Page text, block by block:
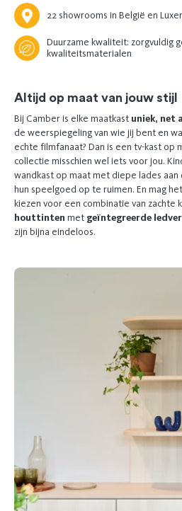
22 showrooms in België en
Duurzame kwaliteit: zorgvuldig
kwaliteitsmaterialen
Altijd op maat van jouw stijl
Bij Camber is elke maatkast uniek, net
de weerspiegeling van wie jij bent en
echte filmfanaat? Dan is een tv-kast op
collectie misschien wel iets voor jou.
wandkast op maat met diepe lades
hun speelgoed op te ruimen. En mag
kiezen voor een combinatie van zachte
houttinten met geïntegreerde
zijn bijna eindeloos.